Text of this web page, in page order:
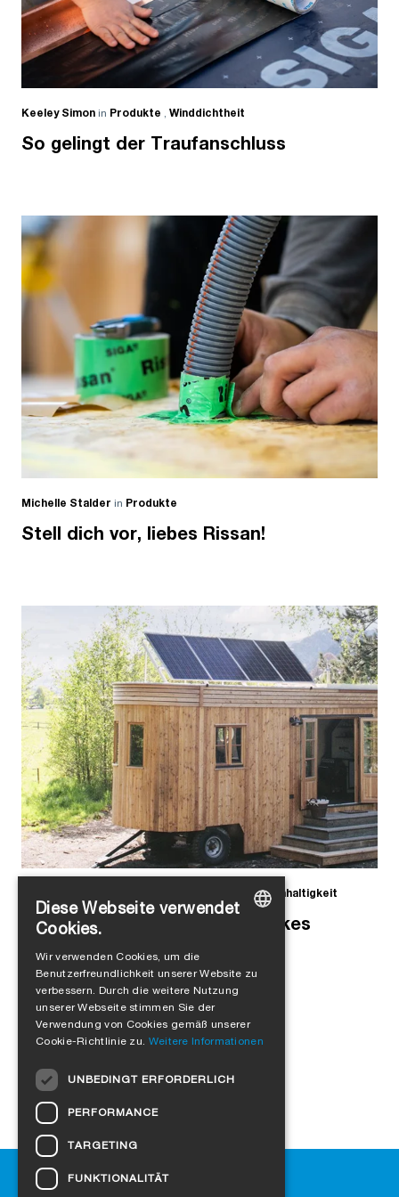
Keeley Simon in Produkte , Winddichtheit
So gelingt der Traufanschluss
Michelle Stalder in Produkte
Stell dich vor, liebes Rissan!
,Nachhaltigkeit
Tiny House auf Rädern: Autarkes
Wohnen im Trend
Hilfe
ENGLISH
FRENCH
Diese Webseite verwendet
Cookies.
Wir verwenden Cookies, um die
Benutzerfreundlichkeit unserer Website zu
verbessern. Durch die weitere Nutzung
unserer Webseite stimmen Sie der
Verwendung von Cookies gemäß unserer
Cookie-Richtlinie zu. Weitere Informationen
UNBEDINGT ERFORDERLICH
PERFORMANCE
TARGETING
FUNKTIONALITÄT